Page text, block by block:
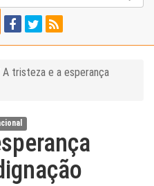
A tristeza e a esperança